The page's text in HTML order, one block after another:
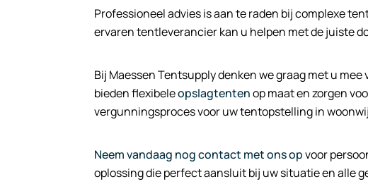
Professioneel advies is aan te raden bij complexe
ervaren tentleverancier kan u helpen met de juiste
Bij Maessen Tentsupply denken we graag met u
bieden flexibeleopslagtentenop maat en zorgen
vergunningsproces voor uw tentopstelling in
Neem vandaag nog contact met ons opvoor
oplossing die perfect aansluit bij uw situatie en alle